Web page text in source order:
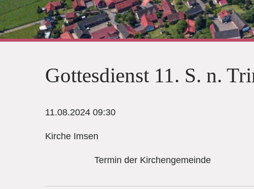
Gottesdienst 11. S. n.
11.08.2024 09:30
Kirche Imsen
Termin der Kirchengemeinde